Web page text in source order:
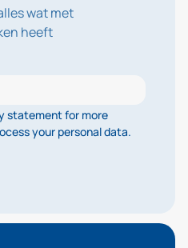
wat met
heeft
statement for more
your personal data.